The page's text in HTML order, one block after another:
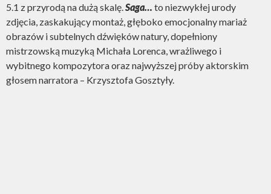
5.1 z przyrodą na dużą skalę. Saga… to niezwykłej urody
zdjęcia, zaskakujący montaż, głęboko emocjonalny mariaż
obrazów i subtelnych dźwięków natury, dopełniony
mistrzowską muzyką Michała Lorenca, wrażliwego i
wybitnego kompozytora oraz najwyższej próby aktorskim
głosem narratora – Krzysztofa Gosztyły.